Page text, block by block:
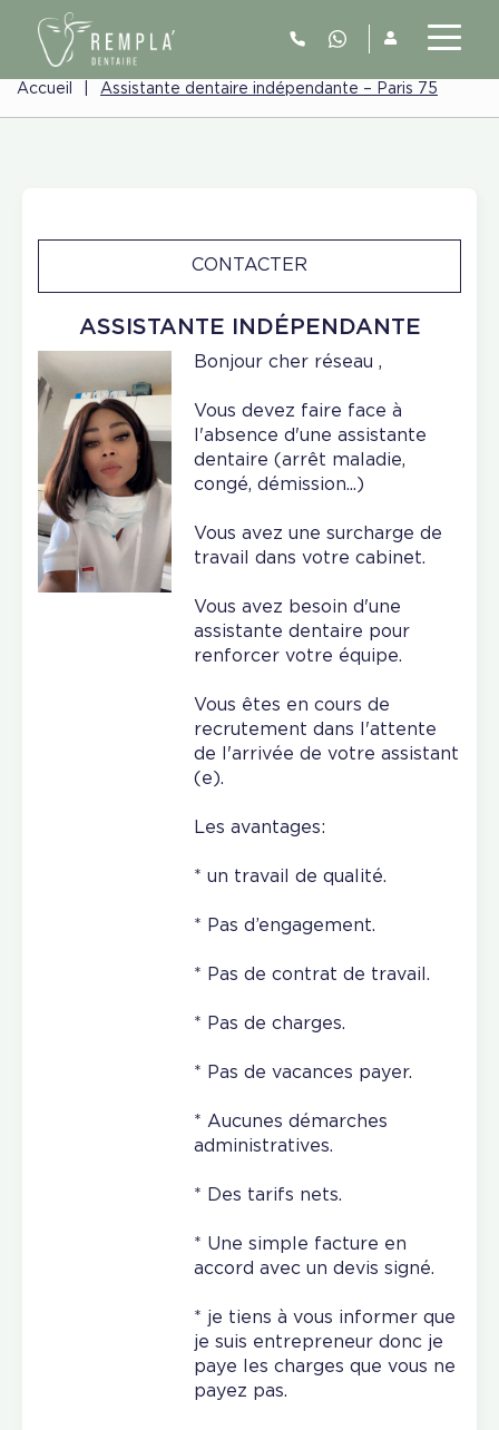
Accueil Assistante dentaire indépendante – Paris 75
ASSISTANTE INDÉPENDANTE
CONTACTER
Bonjour cher réseau ,
Vous devez faire face à
l'absence d'une assistante
dentaire (arrêt maladie,
congé, démission...)
Vous avez une surcharge de
travail dans votre cabinet.
Vous avez besoin d'une
assistante dentaire pour
renforcer votre équipe.
Vous êtes en cours de
recrutement dans l'attente
de l'arrivée de votre assistant
(e).
Les avantages:
* un travail de qualité.
* Pas d’engagement.
* Pas de contrat de travail.
* Pas de charges.
* Pas de vacances payer.
* Aucunes démarches
administratives.
* Des tarifs nets.
* Une simple facture en
accord avec un devis signé.
* je tiens à vous informer que
je suis entrepreneur donc je
paye les charges que vous ne
payez pas.